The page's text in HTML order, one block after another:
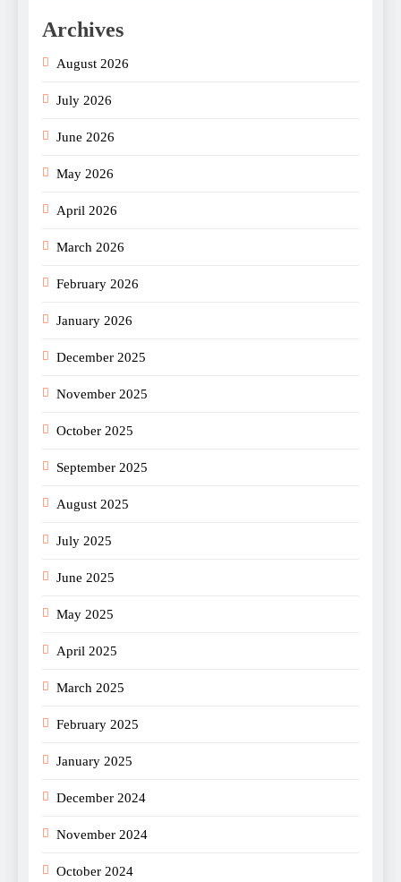
Archives
August 2026
July 2026
June 2026
May 2026
April 2026
March 2026
February 2026
January 2026
December 2025
November 2025
October 2025
September 2025
August 2025
July 2025
June 2025
May 2025
April 2025
March 2025
February 2025
January 2025
December 2024
November 2024
October 2024